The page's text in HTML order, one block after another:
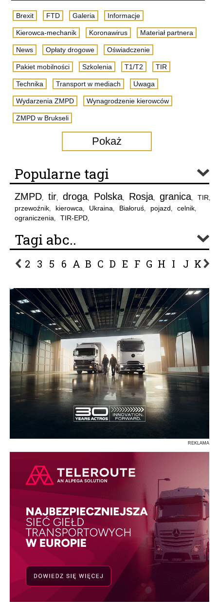
Brexit FTD Galeria Informacje
Kierowca-mechanik Koronawirus Materiał partnera
News Opłaty drogowe Oświadczenie
Pakiet mobilności Szkolenia T1/T2 TIR
Technika Transport w mediach Uwaga
Wydarzenia ZMPD Wynagrodzenie kierowców
ZMPD w Brukseli
Pokaż
Popularne tagi
ZMPD, tir, droga, Polska, Rosja, granica, TIR,
przewoźnik, kierowca, Ukraina, Białoruś, pojazd, celnik,
ograniczenia, TIR-EPD,
Tagi abc..
2 3 5 6 A B C D E F G H I J K L
REKLAMA